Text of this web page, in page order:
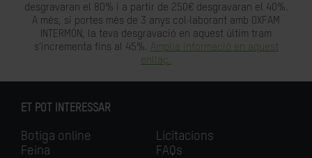
desgravaran el 80% i a partir de 250€ desgravaran el 40%.
A més, si portes més de 3 anys col·laborant amb OXFAM
INTERMÓN, la teva desgravació en aquest últim tram
s'incrementa fins al 45%. Amplia informació en aquest
enllaç.
ET POT INTERESSAR
Botiga online
Feina
Licitacions
FAQs